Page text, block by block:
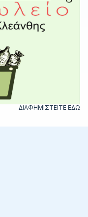
ΔΙΑΦΗΜΙΣΤΕΙΤΕ ΕΔΩ